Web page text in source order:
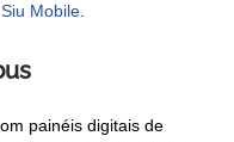
Siu Mobile.
painéis digitais de